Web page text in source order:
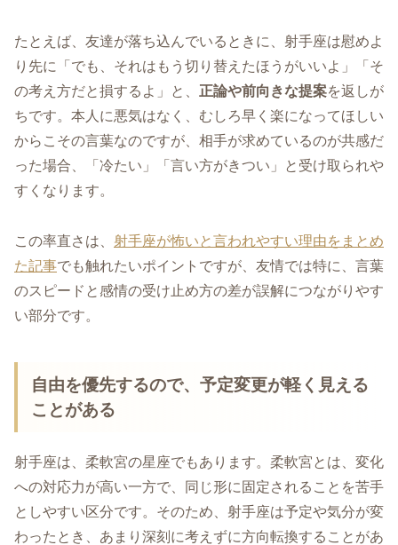
たとえば、友達が落ち込んでいるときに、射手座は慰めよ
り先に「でも、それはもう切り替えたほうがいいよ」「そ
の考え方だと損するよ」と、 正論や前向きな提案を返しが
ちです。本人に悪気はなく、むしろ早く楽になってほしい
からこその言葉なのですが、相手が求めているのが共感だ
った場合、「冷たい」「言い方がきつい」と受け取られや
すくなります。
この率直さは、 射手座が怖いと言われやすい理由をまとめ
た記事でも触れたいポイントですが、友情では特に、言葉
のスピードと感情の受け止め方の差が誤解につながりやす
い部分です。
自由を優先するので、予定変更が軽く見える
ことがある
射手座は、柔軟宮の星座でもあります。柔軟宮とは、変化
への対応力が高い一方で、同じ形に固定されることを苦手
としやすい区分です。そのため、射手座は予定や気分が変
わったとき、あまり深刻に考えずに方向転換することがあ